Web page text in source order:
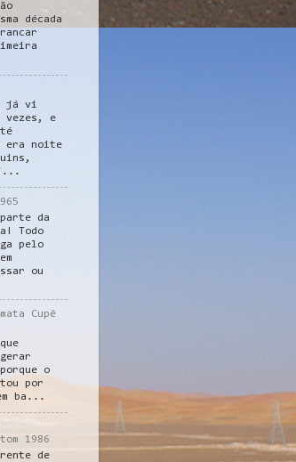
década
já vi
vezes, e
era noite
da
Todo
pelo
ou
Cupê
o
por
ba...
1986
de